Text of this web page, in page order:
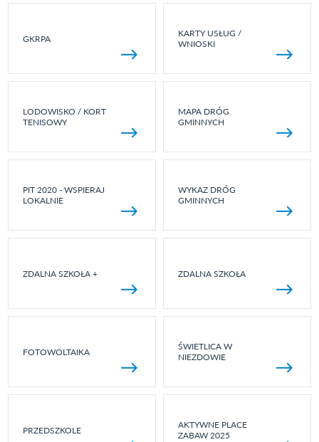
GKRPA
KARTY USŁUG /
WNIOSKI
LODOWISKO / KORT
TENISOWY
MAPA DRÓG
GMINNYCH
PIT 2020 - WSPIERAJ
LOKALNIE
WYKAZ DRÓG
GMINNYCH
ZDALNA SZKOŁA + ZDALNA SZKOŁA
FOTOWOLTAIKA
ŚWIETLICA W
NIEZDOWIE
PRZEDSZKOLE
AKTYWNE PLACE
ZABAW 2025